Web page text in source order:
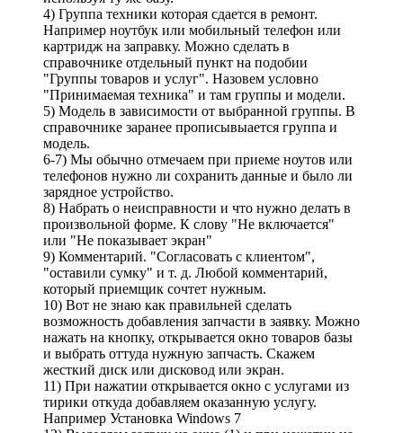
4) Группа техники которая сдается в ремонт.
Например ноутбук или мобильный телефон или
картридж на заправку. Можно сделать в
справочнике отдельный пункт на подобии
"Группы товаров и услуг". Назовем условно
"Принимаемая техника" и там группы и модели.
5) Модель в зависимости от выбранной группы. В
справочнике заранее прописывыается группа и
модель.
6-7) Мы обычно отмечаем при приеме ноутов или
телефонов нужно ли сохранить данные и было ли
зарядное устройство.
8) Набрать о неисправности и что нужно делать в
произвольной форме. К слову "Не включается"
или "Не показывает экран"
9) Комментарий. "Согласовать с клиентом",
"оставили сумку" и т. д. Любой комментарий,
который приемщик сочтет нужным.
10) Вот не знаю как правильней сделать
возможность добавления запчасти в заявку. Можно
нажать на кнопку, открывается окно товаров базы
и выбрать оттуда нужную запчасть. Скажем
жесткий диск или дисковод или экран.
11) При нажатии открывается окно с услугами из
тирики откуда добавляем оказанную услугу.
Например Установка Windows 7